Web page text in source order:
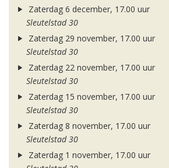
Zaterdag 6 december, 17.00 uur
Sleutelstad 30
Zaterdag 29 november, 17.00 uur
Sleutelstad 30
Zaterdag 22 november, 17.00 uur
Sleutelstad 30
Zaterdag 15 november, 17.00 uur
Sleutelstad 30
Zaterdag 8 november, 17.00 uur
Sleutelstad 30
Zaterdag 1 november, 17.00 uur